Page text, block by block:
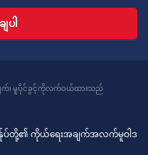
ပါ
ချက်၊ မူပိုင်ခွင့်ကိုလက်ဝယ်ထားသည်
ပ်တို့၏ ကိုယ်ရေးအချက်အလက်မူဝါဒ